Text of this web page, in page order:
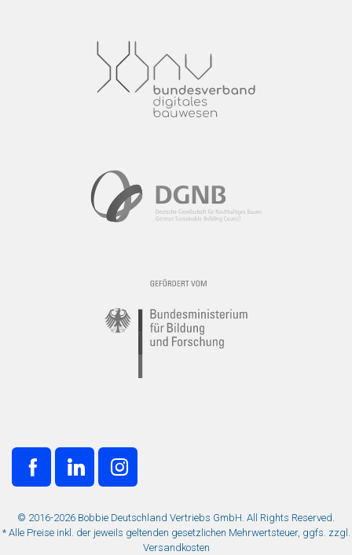
© 2016-2026 Bobbie Deutschland Vertriebs GmbH. All Rights Reserved.
* Alle Preise inkl. der jeweils geltenden gesetzlichen Mehrwertsteuer, ggfs. zzgl.
Versandkosten